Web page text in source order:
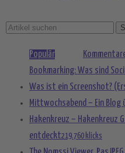
Populär
Bookmarking: Was sind
Was ist ein Screenshot?
Mittwochsabend – Ein Blog
Hakenkreuz – Hakenkreuz
entdeckt219.760 klicks